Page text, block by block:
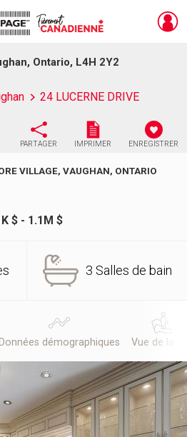
Ontario, L4H 2Y2
24 LUCERNE DRIVE
PARTAGER IMPRIMER ENREGISTRER
VILLAGE, VAUGHAN, ONTARIO
$ - 1.1M $
3 Salles de bain
Données démographiques Vue de la